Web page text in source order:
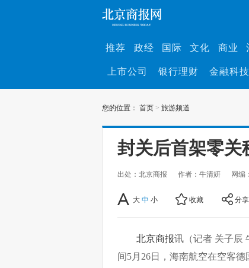
推荐 政经 国际 文化 商业
上市公司 银行理财 金融科技
您的位置： 首页 > 旅游频道
封关后首架零关
出处：北京商报 作者：牛清妍 网编
大 中 小 收藏 分享
北京商报讯（记者 关子辰
间5月26日，海南航空在空客